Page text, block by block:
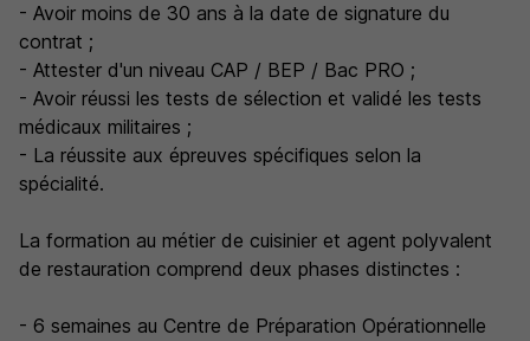
- Avoir moins de 30 ans à la date de signature du
contrat ;
- Attester d'un niveau CAP / BEP / Bac PRO ;
- Avoir réussi les tests de sélection et validé les tests
médicaux militaires ;
- La réussite aux épreuves spécifiques selon la
spécialité.
La formation au métier de cuisinier et agent polyvalent
de restauration comprend deux phases distinctes :
- 6 semaines au Centre de Préparation Opérationnelle